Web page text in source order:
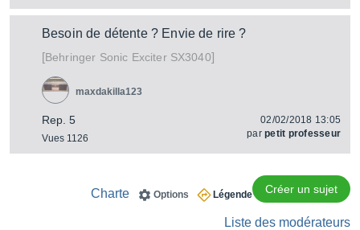
Besoin de détente ? Envie de rire ?
[Behringer Sonic Exciter SX3040]
Rep. 5
Vues 1126
maxdakilla123
02/02/2018 13:05
parpetit professeur
Créer un sujet
Légende
Options
Charte
Liste des modérateurs